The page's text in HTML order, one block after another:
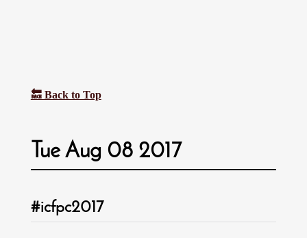
🔙 Back to Top
Tue Aug 08 2017
icfpc2017